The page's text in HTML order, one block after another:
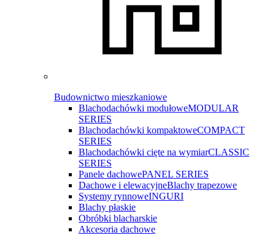
Budownictwo mieszkaniowe
Blachodachówki modułoweMODULAR
SERIES
Blachodachówki kompaktoweCOMPACT
SERIES
Blachodachówki cięte na wymiarCLASSIC
SERIES
Panele dachowePANEL SERIES
Dachowe i elewacyjneBlachy trapezowe
Systemy rynnoweINGURI
Blachy płaskie
Obróbki blacharskie
Akcesoria dachowe